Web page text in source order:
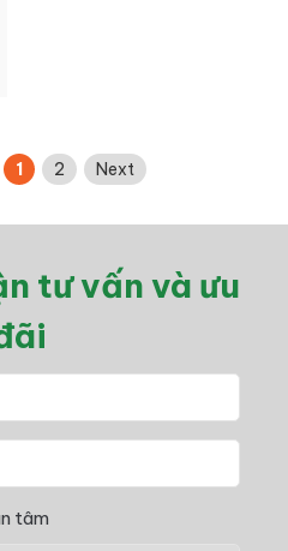
1 2 Next
tư vấn và ưu
tâm